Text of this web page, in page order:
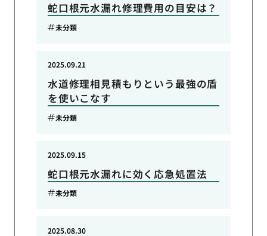
蛇口根元水漏れ修理費用の目安は？
未分類
水道修理相見積もりという最強の盾
を使いこなす
2025.09.21
未分類
蛇口根元水漏れに効く応急処置法
2025.09.15
未分類
2025.08.30